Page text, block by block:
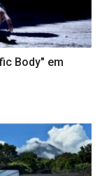
Body" em